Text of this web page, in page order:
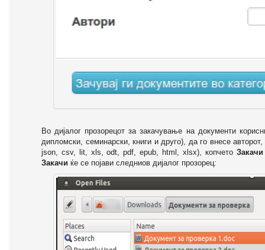
Во дијалог прозорецот за закачување на документи
дипломски, семинарски, книги и друго), да го внесе
json, csv, lit, xls, odt, pdf, epub, html, xlsx), копчето Закачи
Закачи ќе се појави следниов дијалог прозорец: